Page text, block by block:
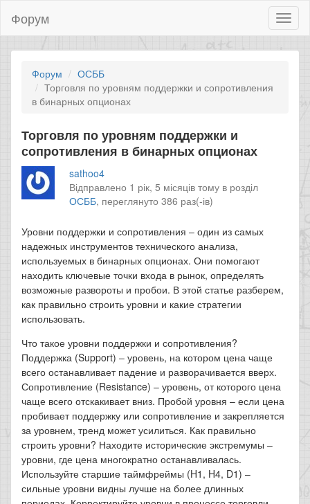
Форум
Форум
ОСББ
Торговля по уровням поддержки и сопротивления
в бинарных опционах
Торговля по уровням поддержки и
сопротивления в бинарных опционах
sathoo4
Відправлено 1 рік, 5 місяців тому в розділ
ОСББ, переглянуто 386 раз(-ів)
Уровни поддержки и сопротивления – один из самых
надежных инструментов технического анализа,
используемых в бинарных опционах. Они помогают
находить ключевые точки входа в рынок, определять
возможные развороты и пробои. В этой статье разберем,
как правильно строить уровни и какие стратегии
использовать.
Что такое уровни поддержки и сопротивления?
Поддержка (Support) – уровень, на котором цена чаще
всего останавливает падение и разворачивается вверх.
Сопротивление (Resistance) – уровень, от которого цена
чаще всего отскакивает вниз. Пробой уровня – если цена
пробивает поддержку или сопротивление и закрепляется
за уровнем, тренд может усилиться. Как правильно
строить уровни? Находите исторические экстремумы –
уровни, где цена многократно останавливалась.
Используйте старшие таймфреймы (H1, H4, D1) –
сильные уровни видны лучше на более длинных